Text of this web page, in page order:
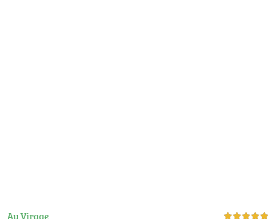
Au Virage 5,0 étoiles sur 5